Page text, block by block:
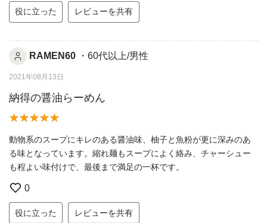
役に立った レビューを共有
RAMEN60 ・60代以上/男性
2021年08月13日
納得の醤油らーめん
動物系のスープにキレのある醤油味、柚子と魚粉が更に深みのあ
る味となっています。縮れ麺もスープによく絡み、チャーシュー
も程よい味付けで、最後まで満足の一杯です。
0
役に立った レビューを共有